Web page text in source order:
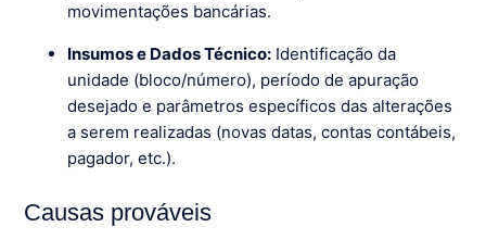
movimentações bancárias.
Insumos e Dados Técnico: Identificação da
unidade (bloco/número), período de apuração
desejado e parâmetros específicos das alterações
a serem realizadas (novas datas, contas contábeis,
pagador, etc.).
Causas prováveis